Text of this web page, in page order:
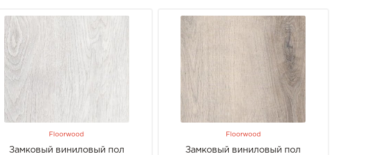
Floorwood
Замковый виниловый пол
Floorwood
Замковый виниловый пол